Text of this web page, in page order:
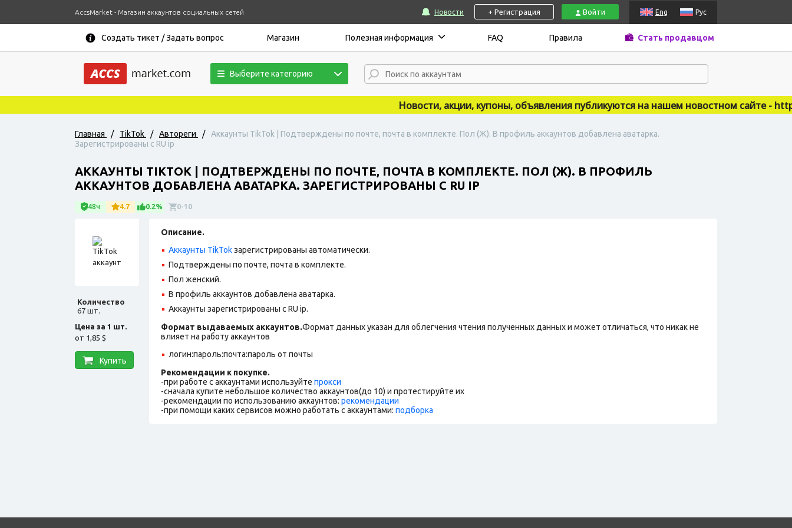
AccsMarket - Магазин аккаунтов социальных сетей Новости + Регистрация Войти Eng Рус
Создать тикет / Задать вопрос Магазин Полезная информация FAQ Правила Стать продавцом
Выберите категорию
Новости, акции, купоны, объявления публикуются на нашем новостном сайте -
Главная / TikTok / Автореги /
Аккаунты TikTok | Подтверждены по почте, почта в комплекте. Пол (Ж). В профиль аккаунтов добавлена аватарка.
Зарегистрированы с RU ip
АККАУНТЫ TIKTOK | ПОДТВЕРЖДЕНЫ ПО ПОЧТЕ, ПОЧТА В КОМПЛЕКТЕ. ПОЛ (Ж). В ПРОФИЛЬ
АККАУНТОВ ДОБАВЛЕНА АВАТАРКА. ЗАРЕГИСТРИРОВАНЫ С RU IP
48ч 4.7 0.2% 0-10
Количество
67 шт.
Цена за 1 шт.
от 1,85 $
Купить
Описание.
Аккаунты TikTokзарегистрированы автоматически.
Подтверждены по почте, почта в комплекте.
Пол женский.
В профиль аккаунтов добавлена аватарка.
Аккаунты зарегистрированы с RU ip.
Формат выдаваемых аккаунтов.Формат данных указан для облегчения чтения полученных данных и может отличаться, что никак не
влияет на работу аккаунтов
логин:пароль:почта:пароль от почты
Рекомендации к покупке.
-при работе с аккаунтами используйте прокси
-сначала купите небольшое количество аккаунтов(до 10) и протестируйте их
-рекомендации по использованию аккаунтов: рекомендации
-при помощи каких сервисов можно работать с аккаунтами: подборка